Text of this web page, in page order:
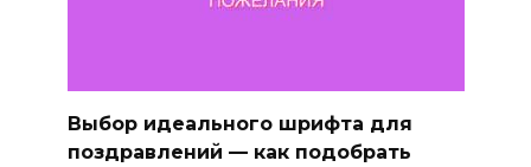
Выбор идеального шрифта для
поздравлений — как подобрать